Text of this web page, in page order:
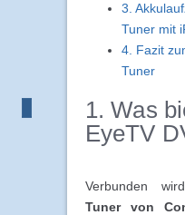
3.
Tuner mit
4. Fazit
Tuner
1. Was
EyeTV
Verbunden
Tuner von